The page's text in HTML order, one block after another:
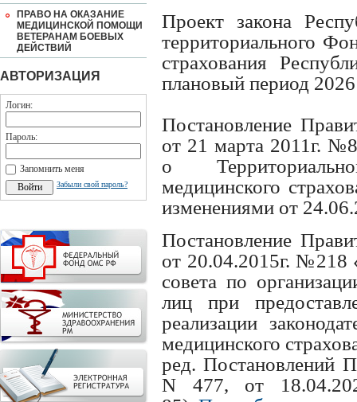
ПРАВО НА ОКАЗАНИЕ
МЕДИЦИНСКОЙ ПОМОЩИ
ВЕТЕРАНАМ БОЕВЫХ
ДЕЙСТВИЙ
АВТОРИЗАЦИЯ
Логин:
Пароль:
Запомнить меня
Забыли свой пароль?
Проект закона
территориального
страхования
плановый период
Постановление
от 21 марта 2011г.
о
медицинского
изменениями от
Постановление
от 20.04.2015г. №218
совета по
лиц при
реализации
медицинского
ред. Постановлений
N 477, от